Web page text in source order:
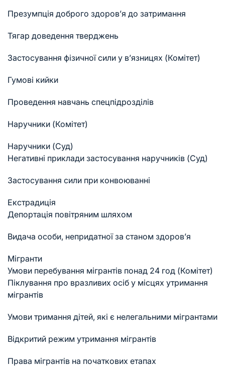
Презумпція доброго здоров’я до затримання
Тягар доведення тверджень
Застосування фізичної сили у в’язницях (Комітет)
Гумові кийки
Проведення навчань спецпідрозділів
Наручники (Комітет)
Наручники (Суд)
Негативні приклади застосування наручників (Суд)
Застосування сили при конвоюванні
Екстрадиція
Депортація повітряним шляхом
Видача особи, непридатної за станом здоров’я
Мігранти
Умови перебування мігрантів понад 24 год (Комітет)
Піклування про вразливих осіб у місцях утримання
мігрантів
Умови тримання дітей, які є нелегальними мігрантами
Відкритий режим утримання мігрантів
Права мігрантів на початкових етапах